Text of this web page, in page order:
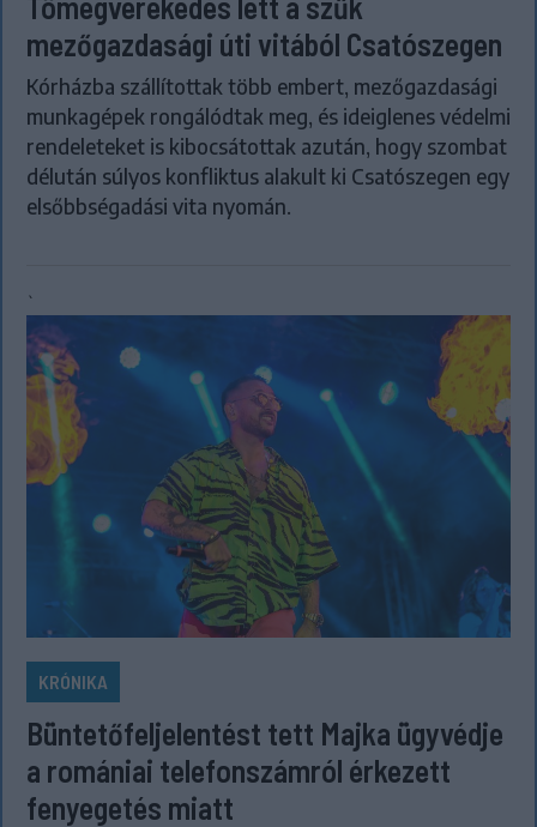
mezőgazdasági úti vitából Csatószegen
Kórházba szállítottak több embert, mezőgazdasági
munkagépek rongálódtak meg, és ideiglenes védelmi
rendeleteket is kibocsátottak azután, hogy szombat
délután súlyos konfliktus alakult ki Csatószegen egy
elsőbbségadási vita nyomán.
`
KRÓNIKA
Büntetőfeljelentést tett Majka ügyvédje
a romániai telefonszámról érkezett
fenyegetés miatt